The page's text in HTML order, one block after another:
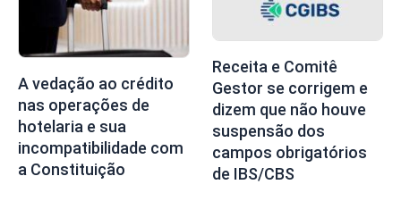
A vedação ao crédito
nas operações de
hotelaria e sua
incompatibilidade com
a Constituição
Receita e Comitê
Gestor se corrigem e
dizem que não houve
suspensão dos
campos obrigatórios
de IBS/CBS